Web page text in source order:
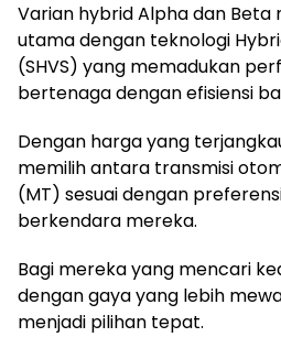
Varian hybrid Alpha dan Beta
utama dengan teknologi
(SHVS) yang memadukan
bertenaga dengan efisiensi
Dengan harga yang
memilih antara transmisi
(MT) sesuai dengan
berkendara mereka.
Bagi mereka yang mencari
dengan gaya yang lebih
menjadi pilihan tepat.